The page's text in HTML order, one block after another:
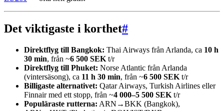
Det viktigaste i korthet#
Direktflyg till Bangkok: Thai Airways från Arlanda, ca 10 h
30 min, från ~6 500 SEK t/r
Direktflyg till Phuket: Norse Atlantic från Arlanda
(vintersäsong), ca 11 h 30 min, från ~6 500 SEK t/r
Billigaste alternativet: Qatar Airways, Turkish Airlines eller
Finnair med ett stopp, från ~4 000–5 500 SEK t/r
Populäraste rutterna: ARN→BKK (Bangkok),